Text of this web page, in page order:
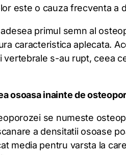
este o cauza frecventa a
primul semn al
caracteristica aplecata.
vertebrale s-au rupt, ceea
osoasa inainte de
se numeste
a densitatii osoase
media pentru varsta la